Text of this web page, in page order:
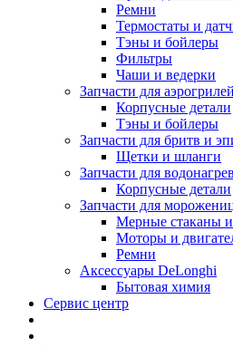
Ремни
Термостаты и
Тэны и бойлеры
Фильтры
Чаши и ведерки
Запчасти для
Корпусные детали
Тэны и бойлеры
Запчасти для бритв и
Щетки и шланги
Запчасти для
Корпусные детали
Запчасти для
Мерные стаканы
Моторы и
Ремни
Аксессуары DeLonghi
Бытовая химия
Сервис центр